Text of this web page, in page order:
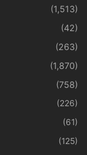
(1,513)
(42)
(263)
(1,870)
(758)
(226)
(61)
(125)